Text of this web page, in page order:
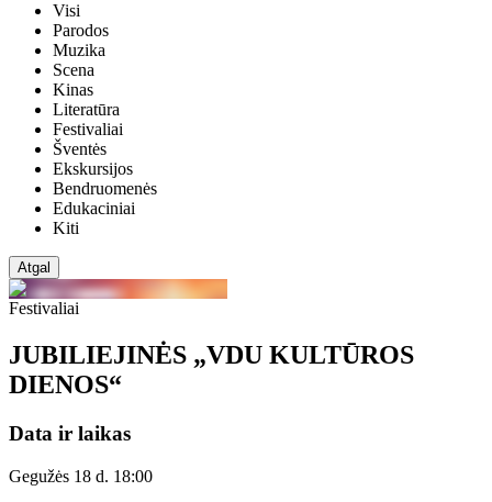
Visi
Parodos
Muzika
Scena
Kinas
Literatūra
Festivaliai
Šventės
Ekskursijos
Bendruomenės
Edukaciniai
Kiti
Atgal
Festivaliai
JUBILIEJINĖS „VDU KULTŪROS
DIENOS“
Data ir laikas
Gegužės 18 d. 18:00